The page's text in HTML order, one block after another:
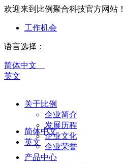
欢迎来到比例聚合科技官方网站！
工作机会
语言选择：
简体中文
英文
关于比例
企业简介
发展历程
企业文化
企业荣誉
产品中心
简体中文
英文